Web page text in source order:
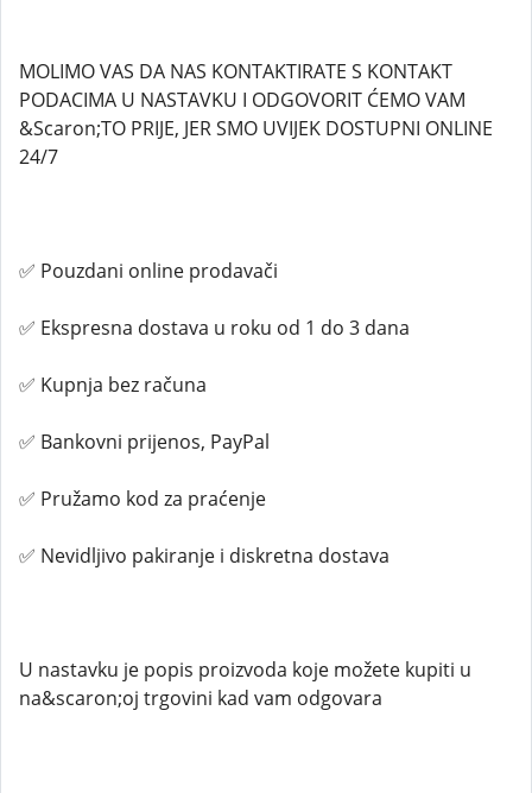
MOLIMO VAS DA NAS KONTAKTIRATE S KONTAKT
PODACIMA U NASTAVKU I ODGOVORIT ĆEMO VAM
&Scaron;TO PRIJE, JER SMO UVIJEK DOSTUPNI ONLINE
24/7
✅ Pouzdani online prodavači
✅ Ekspresna dostava u roku od 1 do 3 dana
✅ Kupnja bez računa
✅ Bankovni prijenos, PayPal
✅ Pružamo kod za praćenje
✅ Nevidljivo pakiranje i diskretna dostava
U nastavku je popis proizvoda koje možete kupiti u
na&scaron;oj trgovini kad vam odgovara